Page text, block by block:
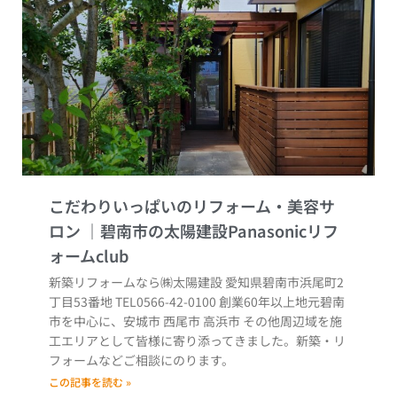
こだわりいっぱいのリフォーム・美容サ
ロン
新築リフォームなら㈱太陽建設 愛知県碧南市浜尾町2
丁目53番地 TEL0566-42-0100 創業60年以上地元碧南
市を中心に、安城市 西尾市 高浜市 その他周辺域を施
工エリアとして皆様に寄り添ってきました。新築・リ
フォームなどご相談にのります。
この記事を読む »